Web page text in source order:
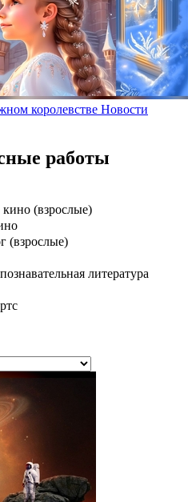
королевстве Новости
работы
(взрослые)
(взрослые)
литература